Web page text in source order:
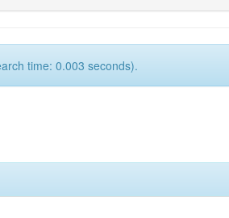
time: 0.003 seconds).